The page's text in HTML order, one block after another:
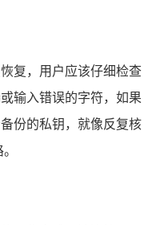
复，用户应该仔细检查
输入错误的字符，如果
份的私钥，就像反复核